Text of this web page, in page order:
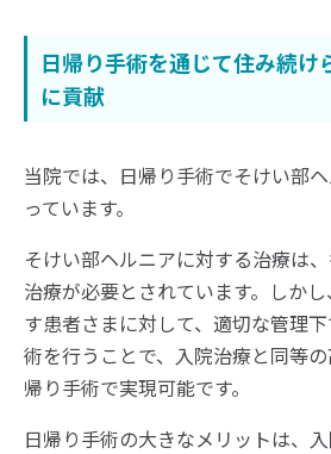
日帰り手術を通じて住み続け
に貢献
当院では、日帰り手術でそけい部
っています。
そけい部ヘルニアに対する治療は
治療が必要とされています。しか
す患者さまに対して、適切な管理
術を行うことで、入院治療と同等
帰り手術で実現可能です。
日帰り手術の大きなメリットは、